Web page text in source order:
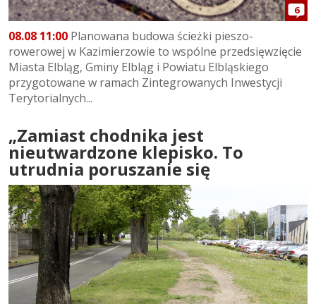
6
08.08 11:00 Planowana budowa ścieżki pieszo-
rowerowej w Kazimierzowie to wspólne przedsięwzięcie
Miasta Elbląg, Gminy Elbląg i Powiatu Elbląskiego
przygotowane w ramach Zintegrowanych Inwestycji
Terytorialnych...
„Zamiast chodnika jest
nieutwardzone klepisko. To
utrudnia poruszanie się